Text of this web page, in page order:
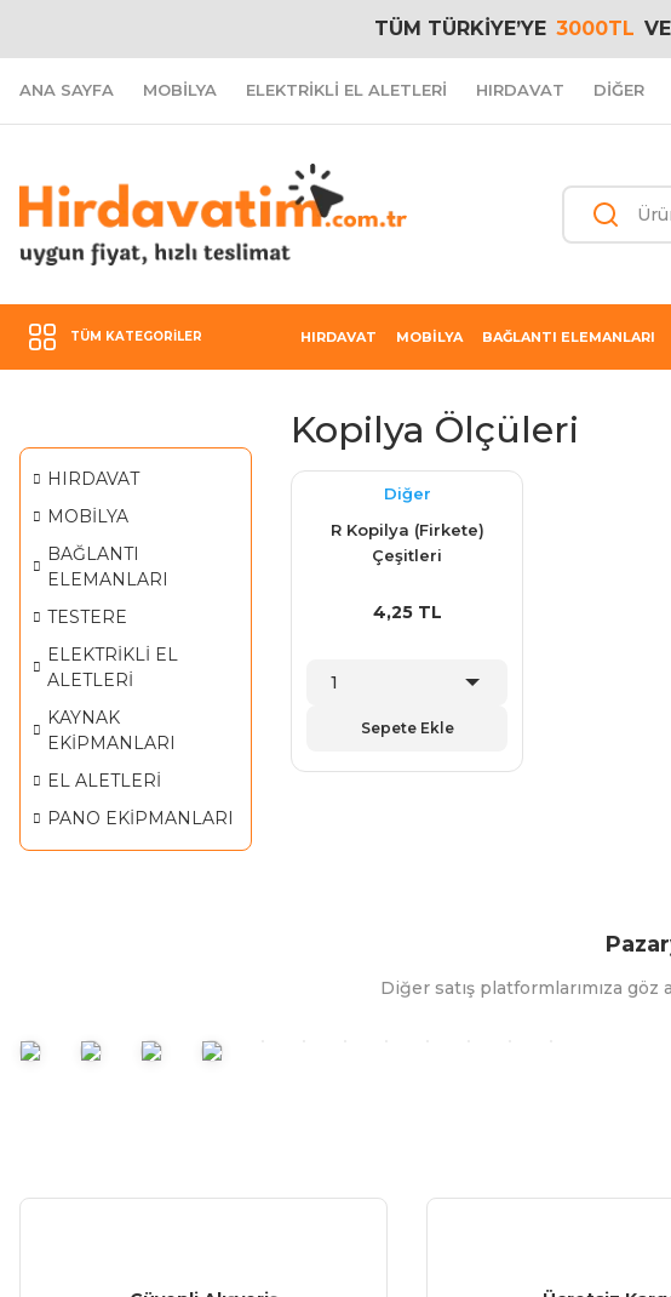
TÜM TÜRKİYE’YE 3000TL
ANA SAYFA MOBİLYA ELEKTRİKLİ EL ALETLERİ HIRDAVAT DİĞER
TÜM KATEGORILER HIRDAVAT MOBİLYA BAĞLANTI ELEMANLARI
HIRDAVAT
MOBİLYA
BAĞLANTI
ELEMANLARI
TESTERE
ELEKTRİKLİ EL
ALETLERİ
KAYNAK
EKİPMANLARI
EL ALETLERİ
PANO EKİPMANLARI
Kopilya Ölçüleri
Diğer
R Kopilya (Firkete)
Çeşitleri
4,25 TL
Sepete Ekle
Diğer satış platformlarımıza